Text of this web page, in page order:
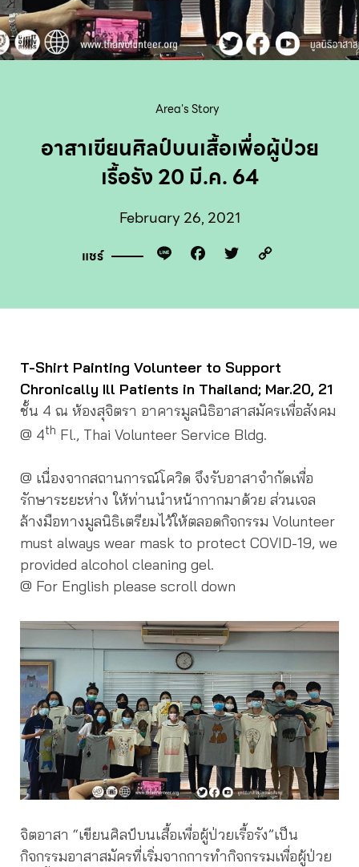
Area's Story
อาสาเขียนศิลป์บนเสื้อเพื่อผู้ป่วย
เรื้อรัง 20 มี.ค. 64
February 26, 2021
แชร์ Line Facebook
Twitter
T-Shirt Painting Volunteer to Support
Chronically Ill Patients in Thailand; Mar.20, 21
ชั้น 4 ณ ห้องสุจิตรา อาคารมูลนิธิอาสาสมัครเพื่อสังคม
@ 4th Fl., Thai Volunteer Service Bldg.
@ เนื่องจากสถานการณ์โควิด จึงรับอาสาจำกัดเพื่อ
รักษาระยะห่าง ให้ท่านนำหน้ากากมาด้วย ส่วนเจล
ล้างมือทางมูลนิธิเตรียมไว้ให้ตลอดกิจกรรม Volunteer
must always wear mask to protect COVID-19, we
provided alcohol cleaning gel.
@ For English please scroll down
จิตอาสา “เขียนศิลป์บนเสื้อเพื่อผู้ป่วยเรื้อรัง”เป็น
กิจกรรมอาสาสมัครที่เริ่มจากการทำกิจกรรมเพื่อผู้ป่วย